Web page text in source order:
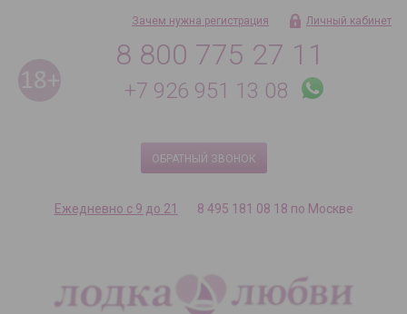
8 800 775 27 11
+7 926 951 13 08
ОБРАТНЫЙ ЗВОНОК
Зачем нужна регистрация Личный кабинет
Ежедневно с 9 до 21 8 495 181 08 18 по Москве